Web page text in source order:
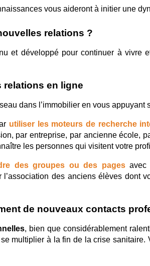
vous aideront à initier une
relations ?
et développé pour continuer à vivre
relations en ligne
dans l’immobilier en vous appuyant
utiliser les moteurs de recherche
par entreprise, par ancienne école,
les personnes qui visitent votre
des groupes ou des pages avec
des anciens élèves dont
de nouveaux contacts
, bien que considérablement
multiplier à la fin de la crise